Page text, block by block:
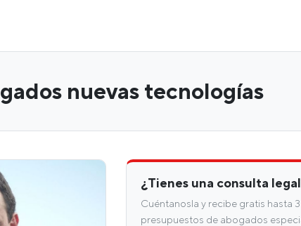
nuevas tecnologías
¿Tienes una consulta
Cuéntanosla y recibe gratis hasta 3
presupuestos de abogados